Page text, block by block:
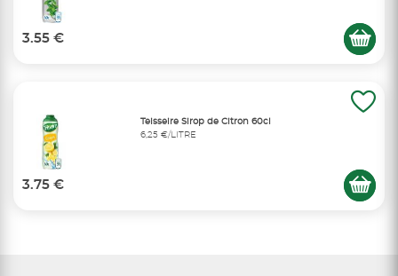
3.55 €
Teisseire Sirop de Citron 60cl
6,25 €/LITRE
3.75 €